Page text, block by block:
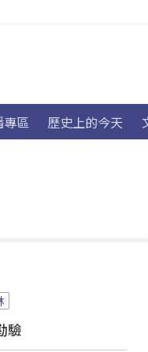
專區 歷史上的今天
驗